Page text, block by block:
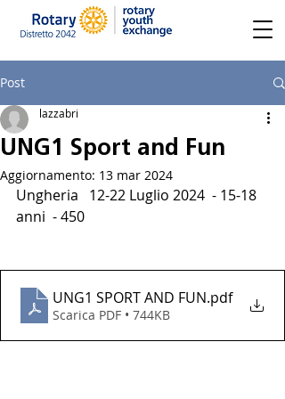
Post
UNG1 Sport and Fun
lazzabri
Aggiornamento: 13 mar 2024
Ungheria   12-22 Luglio 2024  - 15-18
anni  - 450
UNG1 SPORT AND FUN.pdf
Scarica PDF • 744KB